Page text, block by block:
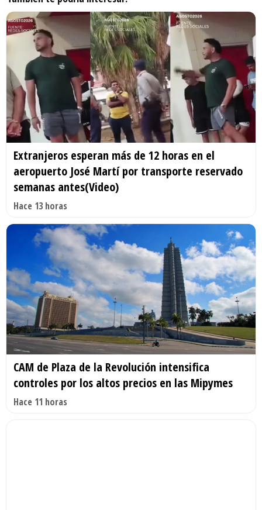
Extranjeros esperan más de 12 horas en el
aeropuerto José Martí por transporte reservado
semanas antes(Video)
Hace 13 horas
CAM de Plaza de la Revolución intensifica
controles por los altos precios en las Mipymes
Hace 11 horas